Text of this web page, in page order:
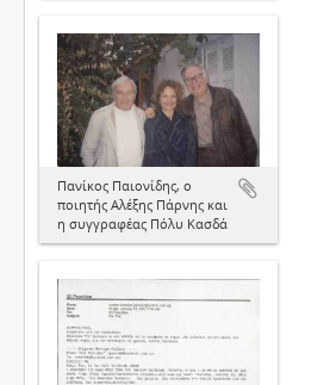
Πανίκος Παιονίδης, ο
ποιητής Αλέξης Πάρνης και
η συγγραφέας Πόλυ Κασδά